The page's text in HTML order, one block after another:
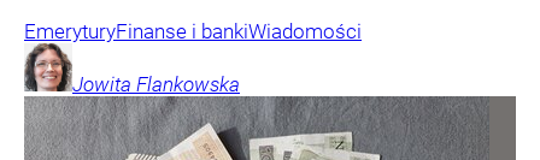
EmeryturyFinanse i bankiWiadomości
Jowita Flankowska